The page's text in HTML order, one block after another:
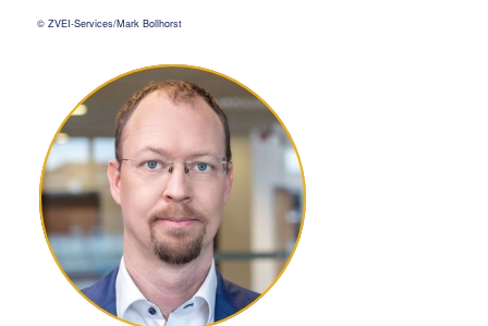
© ZVEI-Services/Mark Bollhorst